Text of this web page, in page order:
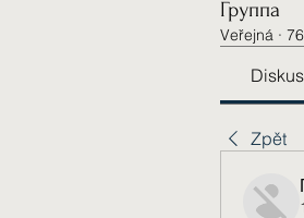
Группа
Veřejná ·
Zpět